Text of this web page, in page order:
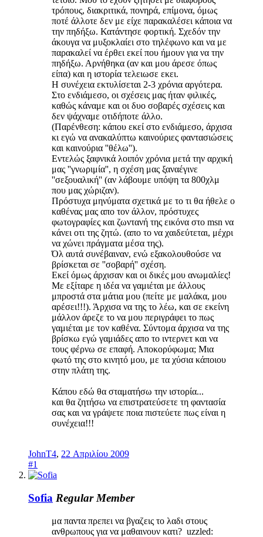
τρόπους, διακριτικά, πονηρά, επίμονα, όμως
ποτέ άλλοτε δεν με είχε παρακαλέσει κάποια να
την πηδήξω. Κατάντησε φορτική. Σχεδόν την
άκουγα να μυξοκλαίει στο τηλέφωνο και να με
παρακαλεί να έρθει εκεί που ήμουν για να την
πηδήξω. Αρνήθηκα (αν και μου άρεσε όπως
είπα) και η ιστορία τελειωσε εκει.
Η συνέχεια εκτυλίσεται 2-3 χρόνια αργότερα.
Στο ενδιάμεσο, οι σχέσεις μας ήταν φιλικές,
καθώς κάναμε και οι δυο σοβαρές σχέσεις και
δεν ψάχναμε οτιδήποτε άλλο.
(Παρένθεση: κάπου εκεί στο ενδιάμεσο, άρχισα
κι εγώ να ανακαλύπτω καινούριες φαντασιώσεις
και καινούρια ''θέλω'').
Εντελώς ξαφνικά λοιπόν χρόνια μετά την αρχική
μας ''γνωριμία'', η σχέση μας ξαναέγινε
''σεξουαλική'' (αν λάβουμε υπόψη τα 800χλμ
που μας χώριζαν).
Πρόστυχα μηνύματα σχετικά με το τι θα ήθελε ο
καθένας μας απο τον άλλον, πρόστυχες
φωτογραφίες και ζωντανή της εικόνα στο msn να
κάνει οτι της ζητώ. (απο το να χαιδεύτεται, μέχρι
να χώνει πράγματα μέσα της).
Όλ αυτά συνέβαιναν, ενώ εξακολουθούσε να
βρίσκεται σε ''σοβαρή'' σχέση.
Εκεί όμως άρχισαν και οι δικές μου ανωμαλίες!
Με εξίταρε η ιδέα να γαμιέται με άλλους
μπροστά στα μάτια μου (πείτε με μαλάκα, μου
αρέσει!!!). Άρχισα να της το λέω, και σε εκείνη
μάλλον άρεζε το να μου περιγράφει το πως
γαμιέται με τον καθένα. Σύντομα άρχισα να της
βρίσκω εγώ γαμιάδες απο το ιντερνετ και να
τους φέρνω σε επαφή. Αποκορύφωμα; Μια
φωτό της στο κινητό μου, με τα χύσια κάποιου
στην πλάτη της.
Κάπου εδώ θα σταματήσω την ιστορία...
και θα ζητήσω να επιστρατεύσετε τη φαντασία
σας και να γράψετε ποια πιστεύετε πως είναι η
συνέχεια!!!
JohnT4, 22 Απριλίου 2009
#1
Sofia Regular Member
μα παντα πρεπει να βγαζεις το λαδι στους
ανθρωπους για να μαθαινουν κατι? uzzled: